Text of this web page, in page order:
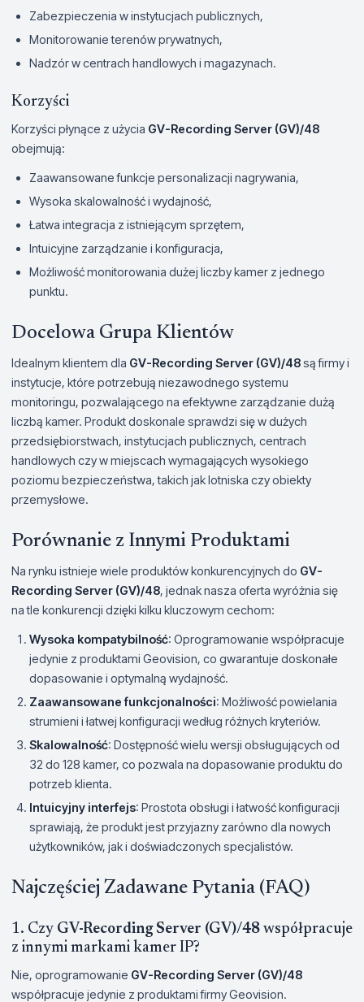
Zabezpieczenia w instytucjach publicznych,
Monitorowanie terenów prywatnych,
Nadzór w centrach handlowych i magazynach.
Korzyści
Korzyści płynące z użycia GV-Recording Server (GV)/48
obejmują:
Zaawansowane funkcje personalizacji nagrywania,
Wysoka skalowalność i wydajność,
Łatwa integracja z istniejącym sprzętem,
Intuicyjne zarządzanie i konfiguracja,
Możliwość monitorowania dużej liczby kamer z jednego
punktu.
Docelowa Grupa Klientów
Idealnym klientem dla GV-Recording Server (GV)/48są firmy i
instytucje, które potrzebują niezawodnego systemu
monitoringu, pozwalającego na efektywne zarządzanie dużą
liczbą kamer. Produkt doskonale sprawdzi się w dużych
przedsiębiorstwach, instytucjach publicznych, centrach
handlowych czy w miejscach wymagających wysokiego
poziomu bezpieczeństwa, takich jak lotniska czy obiekty
przemysłowe.
Porównanie z Innymi Produktami
Na rynku istnieje wiele produktów konkurencyjnych do GV-
Recording Server (GV)/48, jednak nasza oferta wyróżnia się
na tle konkurencji dzięki kilku kluczowym cechom:
Wysoka kompatybilność: Oprogramowanie współpracuje
jedynie z produktami Geovision, co gwarantuje doskonałe
dopasowanie i optymalną wydajność.
Zaawansowane funkcjonalności: Możliwość powielania
strumieni i łatwej konfiguracji według różnych kryteriów.
Skalowalność: Dostępność wielu wersji obsługujących od
32 do 128 kamer, co pozwala na dopasowanie produktu do
potrzeb klienta.
Intuicyjny interfejs: Prostota obsługi i łatwość konfiguracji
sprawiają, że produkt jest przyjazny zarówno dla nowych
użytkowników, jak i doświadczonych specjalistów.
Najczęściej Zadawane Pytania (FAQ)
1. Czy GV-Recording Server (GV)/48 współpracuje
z innymi markami kamer IP?
Nie, oprogramowanie GV-Recording Server (GV)/48
współpracuje jedynie z produktami firmy Geovision.